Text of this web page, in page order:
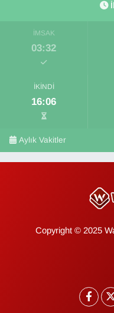
İMSAK
03:32
İKINDI
16:06
Aylık Vakitler
Copyright © 2025